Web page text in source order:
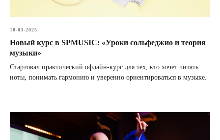
10-03-2025
Новый курс в SPMUSIC: «Уроки сольфеджио и теория
музыки»
Стартовал практический офлайн-курс для тех, кто хочет читать
ноты, понимать гармонию и уверенно ориентироваться в музыке.